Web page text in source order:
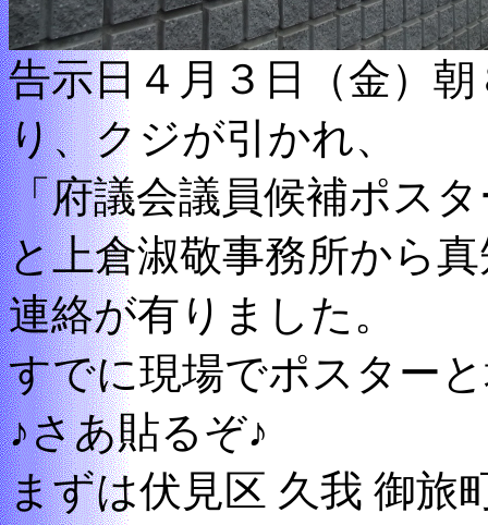
告示日４月３日（金）
り、クジが引かれ、
「府議会議員候補ポス
と上倉淑敬事務所から
連絡が有りました。
すでに現場でポスター
♪さあ貼るぞ♪
まずは伏見区 久我 御旅